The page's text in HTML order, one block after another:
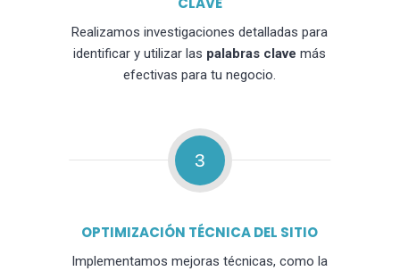
Realizamos investigaciones detalladas para
identificar y utilizar las palabras clave más
efectivas para tu negocio.
3
OPTIMIZACIÓN TÉCNICA DEL SITIO
Implementamos mejoras técnicas, como la